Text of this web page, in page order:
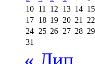
10 11 12 13 14 15
17 18 19 20 21 22
24 25 26 27 28 29
31